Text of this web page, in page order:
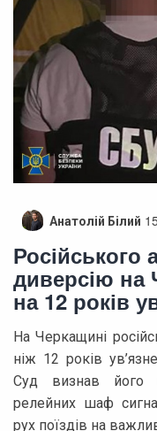
Анатолій Білий
Російського
диверсію на
на 12 років
На Черкащині
ніж 12 років
Суд визнав його
релейних шаф
рух поїздів на